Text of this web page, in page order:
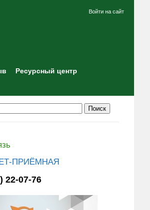
Войти на сайт
Ресурсный центр
ПРИЁМНАЯ
22-07-76